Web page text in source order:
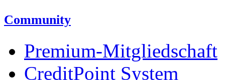
Community
Premium-Mitgliedschaft
CreditPoint System